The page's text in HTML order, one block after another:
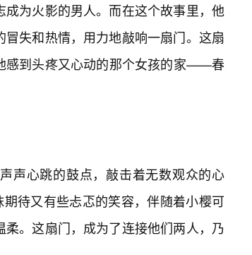
为火影的男人。而在这个故事里，他
失和热情，用力地敲响一扇门。这扇
感到头疼又心动的那个女孩的家——春
声心跳的鼓点，敲击着无数观众的心
待又有些忐忑的笑容，伴随着小樱可
。这扇门，成为了连接他们两人，乃